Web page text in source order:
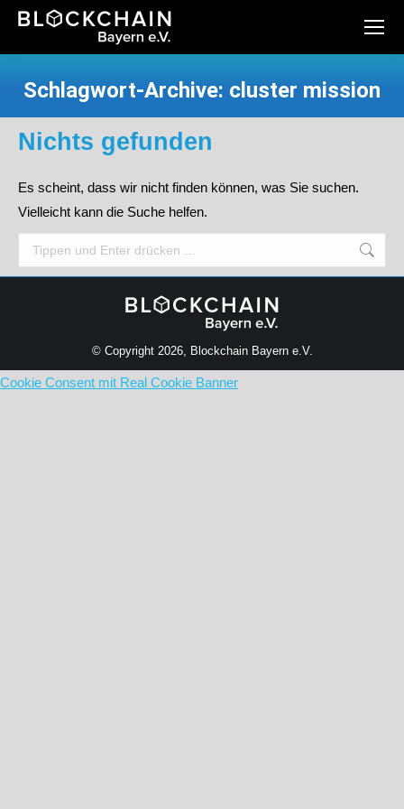
Schlagwort-Archive: cluster mission
Sie befinden sich hier:
Nichts gefunden
Es scheint, dass wir nicht finden können, was Sie suchen.
Vielleicht kann die Suche helfen.
Search:
© Copyright 2026, Blockchain Bayern e.V.
Cookie Consent mit Real Cookie Banner